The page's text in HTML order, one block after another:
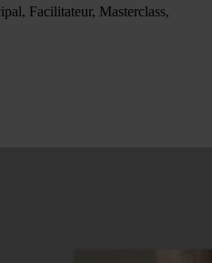
Facilitateur, Masterclass,